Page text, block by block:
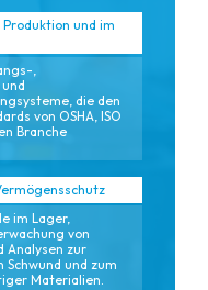
und im
,
die den
von OSHA, ISO
Branche
im Lager,
von
Analysen zur
Schwund und zum
Materialien.